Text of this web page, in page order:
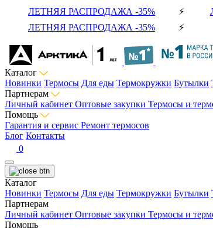
ЛЕТНЯЯ РАСПРОДАЖА -35% ⚡
ЛЕТНЯЯ РАСПРОДАЖА -35% ⚡
Каталог
Новинки Термосы Для еды Термокружки Бутылки
Партнерам
Личный кабинет Оптовые закупки Термосы и
Помощь
Гарантия и сервис Ремонт термосов
Блог Контакты
0
Каталог
Новинки Термосы Для еды Термокружки Бутылки
Партнерам
Личный кабинет Оптовые закупки Термосы и
Помощь